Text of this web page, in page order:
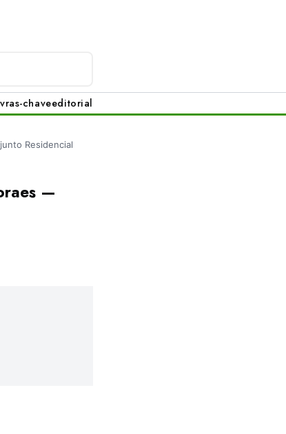
chaveeditorial
Residencial
—